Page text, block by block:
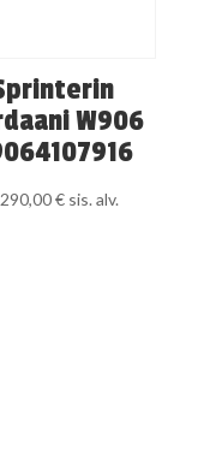
W906
€ sis. alv.